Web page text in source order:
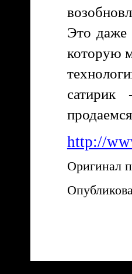
Это даже
которую
http://
Оригинал